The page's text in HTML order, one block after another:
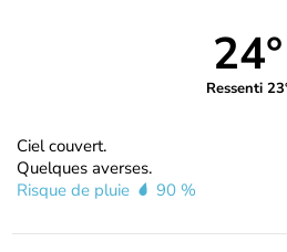
24°
Ressenti
Ciel couvert.
Quelques averses.
Risque de pluie
90 %